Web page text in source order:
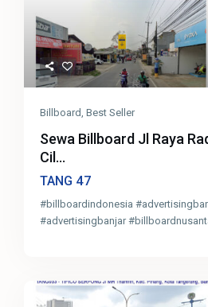
Billboard ,Best Seller
Sewa Billboard Jl Raya
Cil...
TANG 47
#billboardindonesia
#advertisingbanjar